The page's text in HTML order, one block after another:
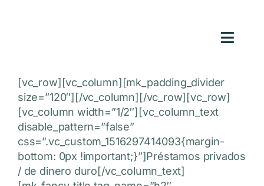
Loans
[vc_row][vc_column][mk_padding_divider
size=”120″][/vc_column][/vc_row][vc_row]
[vc_column width=”1/2″][vc_column_text
disable_pattern=”false”
css=”.vc_custom_1516297414093{margin-
bottom: 0px !important;}”]Préstamos privados
/ de dinero duro[/vc_column_text]